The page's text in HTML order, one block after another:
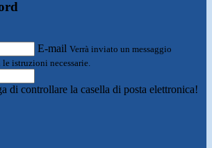
E-mail Verrà inviato un messaggio
istruzioni necessarie.
di controllare la casella di posta elettronica!